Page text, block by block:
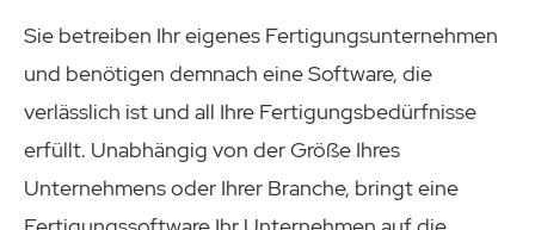
Sie betreiben Ihr eigenes Fertigungsunternehmen
und benötigen demnach eine Software, die
verlässlich ist und all Ihre Fertigungsbedürfnisse
erfüllt. Unabhängig von der Größe Ihres
Unternehmens oder Ihrer Branche, bringt eine